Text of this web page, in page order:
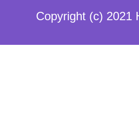
Copyright (c) 2021